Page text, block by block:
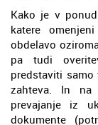
Kako je v
katere
obdelavo
pa tudi
predstaviti
zahteva. In na
prevajanje iz
dokumente